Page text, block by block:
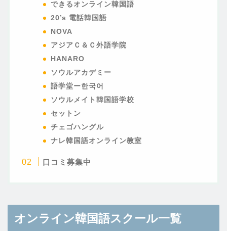
できるオンライン韓国語
20’s 電話韓国語
NOVA
アジアＣ＆Ｃ外語学院
HANARO
ソウルアカデミー
語学堂ー한국어
ソウルメイト韓国語学校
セットン
チェゴハングル
ナレ韓国語オンライン教室
口コミ募集中
オンライン韓国語スクール一覧